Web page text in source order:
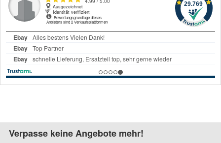
Verpasse keine Angebote mehr!